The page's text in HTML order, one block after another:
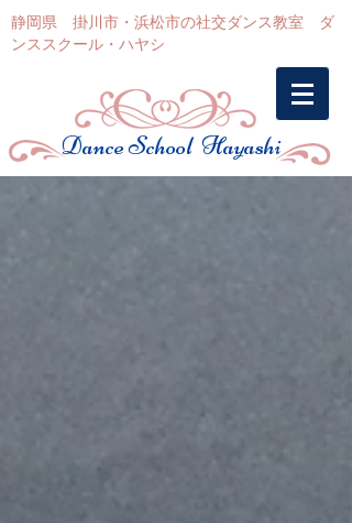
静岡県 掛川市・浜松市の社交ダンス教室 ダ
ンススクール・ハヤシ
Dance School Hayashi